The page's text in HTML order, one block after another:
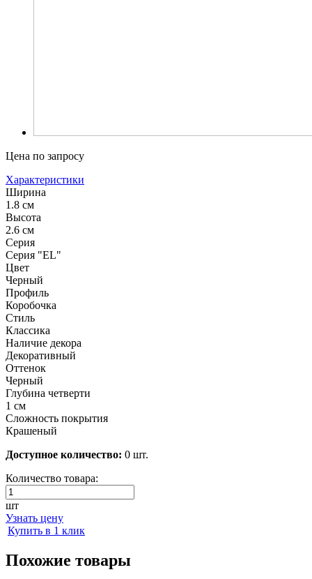
Цена по запросу
Характеристики
Ширина
1.8 см
Высота
2.6 см
Серия
Серия "EL"
Цвет
Черный
Профиль
Коробочка
Стиль
Классика
Наличие декора
Декоративный
Оттенок
Черный
Глубина четверти
1 см
Сложность покрытия
Крашеный
Доступное количество: 0 шт.
Количество товара:
шт
Узнать цену
Купить в 1 клик
Похожие товары